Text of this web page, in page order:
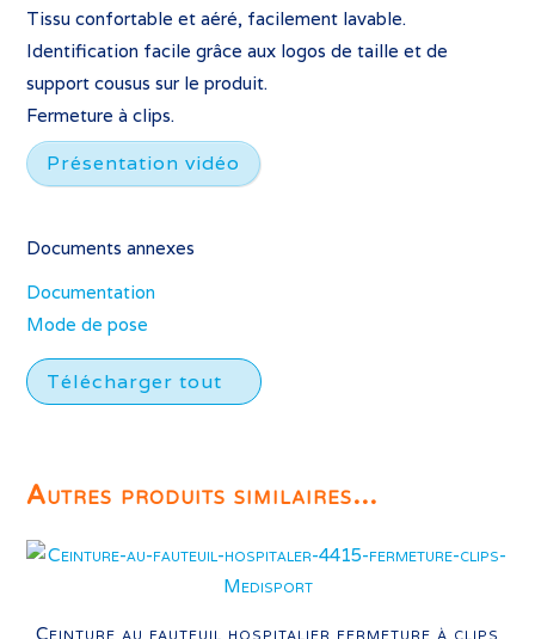
Tissu confortable et aéré, facilement lavable.
Identification facile grâce aux logos de taille et de
support cousus sur le produit.
Fermeture à clips.
Présentation vidéo
Documents annexes
Documentation
Mode de pose
Télécharger tout
Autres produits similaires...
Ceinture au fauteuil hospitalier fermeture à clips